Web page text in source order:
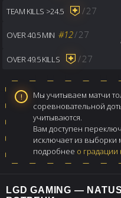
TEAM KILLS >24.5 /27
OVER 40.5 MIN #12/27
OVER 49.5 KILLS /27
Мы учитываем матчи
соревновательной
учитываются.
Вам доступен
исключает из выборки
подробнее о градации
LGD GAMING —